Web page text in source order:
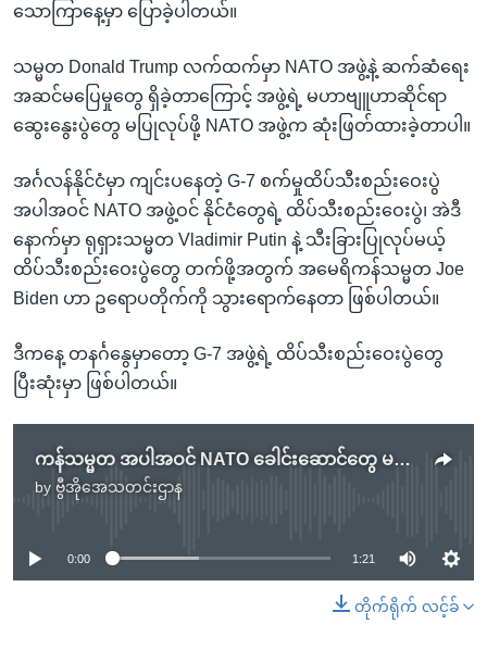
သောကြာနေ့မှာ ပြောခဲ့ပါတယ်။
သမ္မတ Donald Trump လက်ထက်မှာ NATO အဖွဲ့နဲ့ ဆက်ဆံရေး
အဆင်မပြေမှုတွေ ရှိခဲ့တာကြောင့် အဖွဲ့ရဲ့ မဟာဗျူဟာဆိုင်ရာ
ဆွေးနွေးပွဲတွေ မပြုလုပ်ဖို့ NATO အဖွဲ့က ဆုံးဖြတ်ထားခဲ့တာပါ။
အင်္ဂလန်နိုင်ငံမှာ ကျင်းပနေတဲ့ G-7 စက်မှုထိပ်သီးစည်းဝေးပွဲ
အပါအဝင် NATO အဖွဲ့ဝင် နိုင်ငံတွေရဲ့ ထိပ်သီးစည်းဝေးပွဲ၊ အဲဒီ
နောက်မှာ ရုရှားသမ္မတ Vladimir Putin နဲ့ သီးခြားပြုလုပ်မယ့်
ထိပ်သီးစည်းဝေးပွဲတွေ တက်ဖို့အတွက် အမေရိကန်သမ္မတ Joe
Biden ဟာ ဥရောပတိုက်ကို သွားရောက်နေတာ ဖြစ်ပါတယ်။
ဒီကနေ့ တနင်္ဂနွေမှာတော့ G-7 အဖွဲ့ရဲ့ ထိပ်သီးစည်းဝေးပွဲတွေ
ပြီးဆုံးမှာ ဖြစ်ပါတယ်။
ကန်သမ္မတ အပါအဝင် NATO ခေါင်းဆောင်တွေ မဟာဗျူဟာ ပြန်သုံးသပ်မည်
by ဗွီအိုအေသတင်းဌာန
No media source currently available
0:00 1:21
တိုက်ရိုက် လင့်ခ်